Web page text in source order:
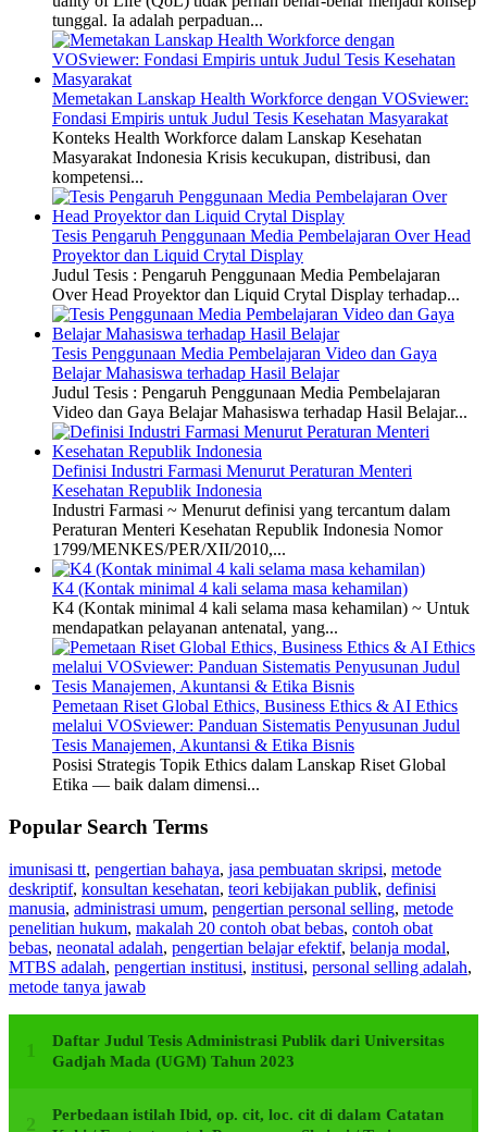
tunggal. Ia adalah perpaduan...
Memetakan Lanskap Health Workforce dengan VOSviewer:
Fondasi Empiris untuk Judul Tesis Kesehatan Masyarakat
Konteks Health Workforce dalam Lanskap Kesehatan
Masyarakat Indonesia Krisis kecukupan, distribusi, dan
kompetensi...
Tesis Pengaruh Penggunaan Media Pembelajaran Over Head
Proyektor dan Liquid Crytal Display
Judul Tesis : Pengaruh Penggunaan Media Pembelajaran
Over Head Proyektor dan Liquid Crytal Display terhadap...
Tesis Penggunaan Media Pembelajaran Video dan Gaya
Belajar Mahasiswa terhadap Hasil Belajar
Judul Tesis : Pengaruh Penggunaan Media Pembelajaran
Video dan Gaya Belajar Mahasiswa terhadap Hasil Belajar...
Definisi Industri Farmasi Menurut Peraturan Menteri
Kesehatan Republik Indonesia
Industri Farmasi ~ Menurut definisi yang tercantum dalam
Peraturan Menteri Kesehatan Republik Indonesia Nomor
1799/MENKES/PER/XII/2010,...
K4 (Kontak minimal 4 kali selama masa kehamilan)
K4 (Kontak minimal 4 kali selama masa kehamilan) ~ Untuk
mendapatkan pelayanan antenatal, yang...
Pemetaan Riset Global Ethics, Business Ethics & AI Ethics
melalui VOSviewer: Panduan Sistematis Penyusunan Judul
Tesis Manajemen, Akuntansi & Etika Bisnis
Posisi Strategis Topik Ethics dalam Lanskap Riset Global
Etika — baik dalam dimensi...
Popular Search Terms
imunisasi tt, pengertian bahaya, jasa pembuatan skripsi, metode
deskriptif, konsultan kesehatan, teori kebijakan publik, definisi
manusia, administrasi umum, pengertian personal selling, metode
penelitian hukum, makalah 20 contoh obat bebas, contoh obat
bebas, neonatal adalah, pengertian belajar efektif, belanja modal,
MTBS adalah, pengertian institusi, institusi, personal selling adalah,
metode tanya jawab
Daftar Judul Tesis Administrasi Publik dari Universitas
Gadjah Mada (UGM) Tahun 2023
Perbedaan istilah Ibid, op. cit, loc. cit di dalam Catatan